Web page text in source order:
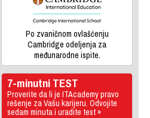
Po zvaničnom ovlašćenju
Cambridge odeljenja za
međunarodne ispite.
7-minutni TEST
Proverite da li je ITAcademy pravo
rešenje za Vašu karijeru. Odvojite
sedam minuta i uradite test »